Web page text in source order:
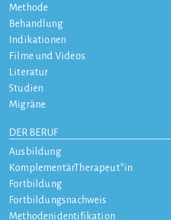
Methode
Behandlung
Indikationen
Filme und Videos
Literatur
Studien
Migräne
DER BERUF
Ausbildung
KomplementärTherapeut*in
Fortbildung
Fortbildungsnachweis
Methodenidentifikation